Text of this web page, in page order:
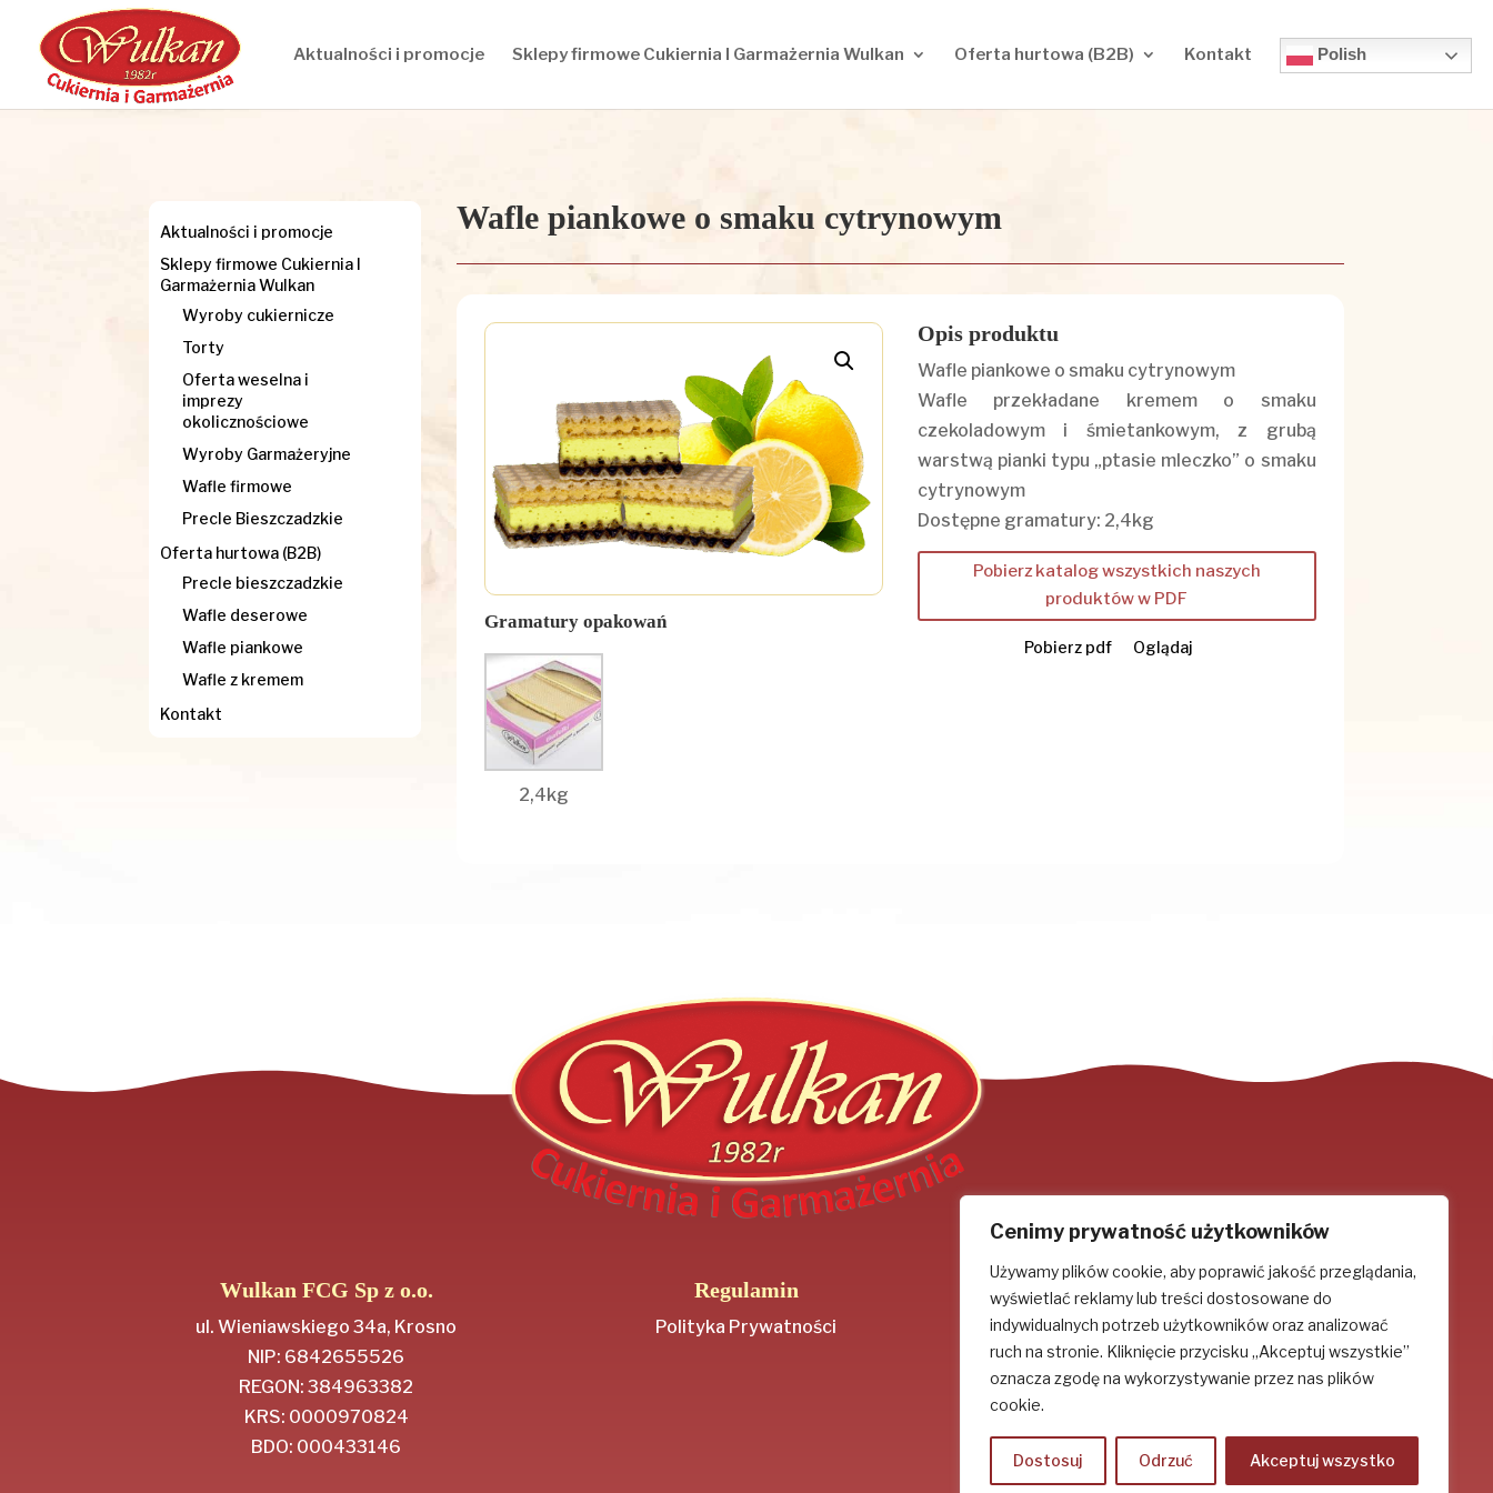
Cenimy prywatność użytkowników
Używamy plików cookie, aby poprawić jakość przeglądania,
wyświetlać reklamy lub treści dostosowane do
indywidualnych potrzeb użytkowników oraz analizować
ruch na stronie. Kliknięcie przycisku „Akceptuj wszystkie”
oznacza zgodę na wykorzystywanie przez nas plików
cookie.
Dostosuj Odrzuć Akceptuj wszystko
Aktualności i promocje Sklepy firmowe Cukiernia I Garmażernia Wulkan Oferta hurtowa (B2B) Kontakt Polish
Aktualności i promocje
Sklepy firmowe Cukiernia I
Garmażernia Wulkan
Wyroby cukiernicze
Torty
Oferta weselna i
imprezy
okolicznościowe
Wyroby Garmażeryjne
Wafle firmowe
Precle Bieszczadzkie
Oferta hurtowa (B2B)
Precle bieszczadzkie
Wafle deserowe
Wafle piankowe
Wafle z kremem
Kontakt
Wafle piankowe o smaku cytrynowym
Gramatury opakowań
2,4kg
Opis produktu
Wafle piankowe o smaku cytrynowym
Wafle przekładane kremem o smaku
czekoladowym i śmietankowym, z grubą
warstwą pianki typu „ptasie mleczko” o smaku
cytrynowym
Dostępne gramatury: 2,4kg
Pobierz katalog wszystkich naszych
produktów w PDF
Pobierz pdf Oglądaj
Wulkan FCG Sp z o.o.
ul. Wieniawskiego 34a, Krosno
NIP: 6842655526
REGON: 384963382
KRS: 0000970824
BDO: 000433146
Regulamin
Polityka Prywatności
Socjal-media